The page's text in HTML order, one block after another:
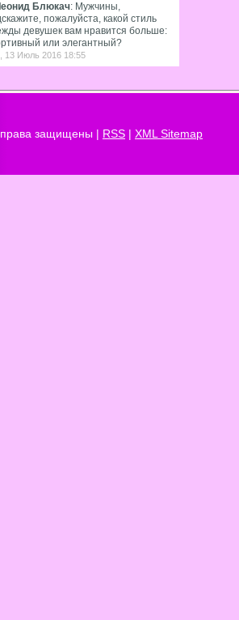
Блюкач: Мужчины,
пожалуйста, какой стиль
девушек вам нравится больше:
или элегантный?
Июль 2016 18:55
защищены | RSS | XML Sitemap